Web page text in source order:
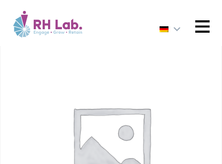
MENU
pour une dynamique d’équipe positive